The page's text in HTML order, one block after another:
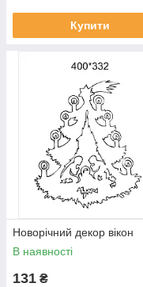
Купити
Новорічний декор вікон
В наявності
131 ₴